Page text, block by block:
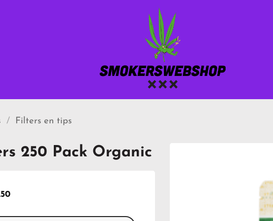
/ Filters en tips
250 Pack Organic